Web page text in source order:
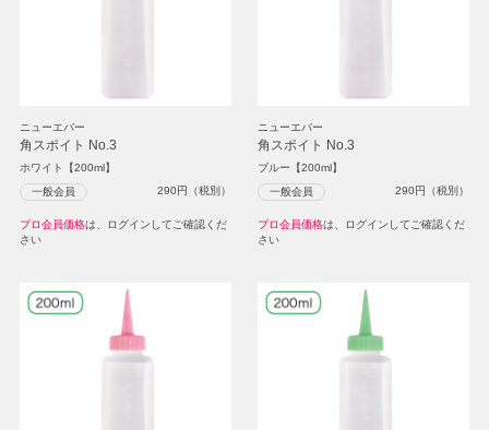
ニューエバー
角スポイト No.3
ホワイト【200ml】
一般会員 290円（税別）
プロ会員価格は、ログインしてご確認くだ
さい
ニューエバー
角スポイト No.3
ブルー【200ml】
一般会員 290円（税別）
プロ会員価格は、ログインしてご確認くだ
さい